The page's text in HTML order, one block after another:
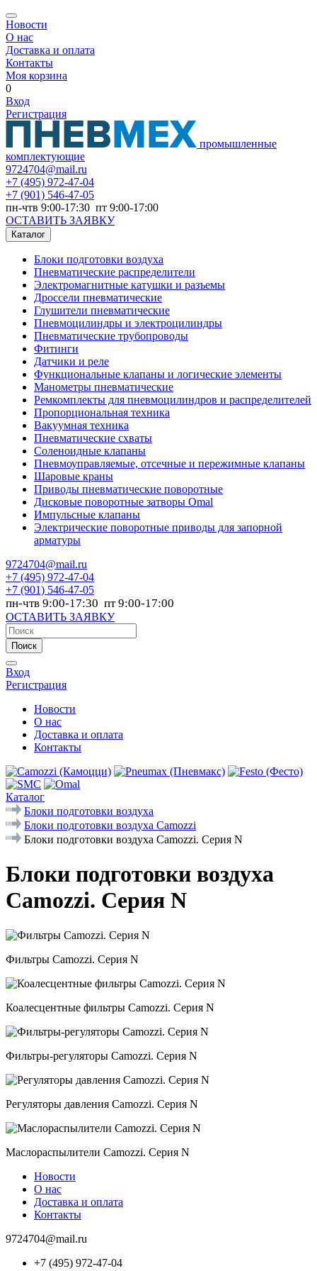
Новости
О нас
Доставка и оплата
Контакты
Моя корзина
0
Вход
Регистрация
промышленные
комплектующие
9724704@mail.ru
+7 (495) 972-47-04
+7 (901) 546-47-05
пн-чтв 9:00-17:30 пт 9:00-17:00
ОСТАВИТЬ ЗАЯВКУ
Каталог
Блоки подготовки воздуха
Пневматические распределители
Электромагнитные катушки и разъемы
Дроссели пневматические
Глушители пневматические
Пневмоцилиндры и электроцилиндры
Пневматические трубопроводы
Фитинги
Датчики и реле
Функциональные клапаны и логические элементы
Манометры пневматические
Ремкомплекты для пневмоцилиндров и распределителей
Пропорциональная техника
Вакуумная техника
Пневматические схваты
Соленоидные клапаны
Пневмоуправляемые, отсечные и пережимные клапаны
Шаровые краны
Приводы пневматические поворотные
Дисковые поворотные затворы Omal
Импульсные клапаны
Электрические поворотные приводы для запорной
арматуры
9724704@mail.ru
+7 (495) 972-47-04
+7 (901) 546-47-05
пн-чтв 9:00-17:30 пт 9:00-17:00
ОСТАВИТЬ ЗАЯВКУ
Поиск
Вход
Регистрация
Новости
О нас
Доставка и оплата
Контакты
Каталог
Блоки подготовки воздуха
Блоки подготовки воздуха Camozzi
Блоки подготовки воздуха Camozzi. Серия N
Блоки подготовки воздуха
Camozzi. Серия N
Фильтры Camozzi. Серия N
Коалесцентные фильтры Camozzi. Серия N
Фильтры-регуляторы Camozzi. Серия N
Регуляторы давления Camozzi. Серия N
Маслораспылители Camozzi. Серия N
Новости
О нас
Доставка и оплата
Контакты
9724704@mail.ru
+7 (495) 972-47-04